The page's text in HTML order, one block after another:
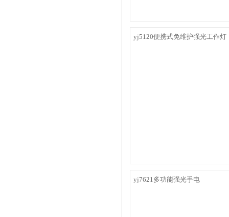
yj5120便携式免维护强光工作灯
yj7621多功能强光手电